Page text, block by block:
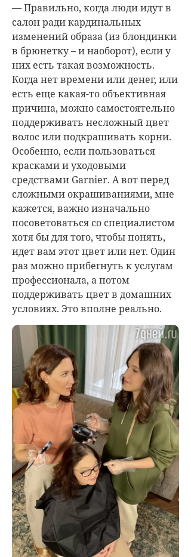
— Правильно, когда люди идут в
салон ради кардинальных
изменений образа (из блондинки
в брюнетку – и наоборот), если у
них есть такая возможность.
Когда нет времени или денег, или
есть еще какая-то объективная
причина, можно самостоятельно
поддерживать несложный цвет
волос или подкрашивать корни.
Особенно, если пользоваться
красками и уходовыми
средствами Garnier. А вот перед
сложными окрашиваниями, мне
кажется, важно изначально
посоветоваться со специалистом
хотя бы для того, чтобы понять,
идет вам этот цвет или нет. Один
раз можно прибегнуть к услугам
профессионала, а потом
поддерживать цвет в домашних
условиях. Это вполне реально.